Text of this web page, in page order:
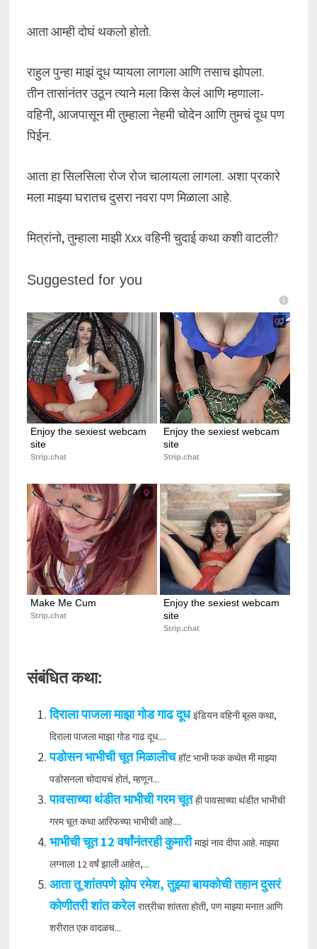
आता आम्ही दोघं थकलो होतो.
राहुल पुन्हा माझं दूध प्यायला लागला आणि तसाच झोपला.
तीन तासांनंतर उठून त्याने मला किस केलं आणि म्हणाला-
वहिनी, आजपासून मी तुम्हाला नेहमी चोदेन आणि तुमचं दूध पण
पिईन.
आता हा सिलसिला रोज रोज चालायला लागला. अशा प्रकारे
मला माझ्या घरातच दुसरा नवरा पण मिळाला आहे.
मित्रांनो, तुम्हाला माझी Xxx वहिनी चुदाई कथा कशी वाटली?
Suggested for you
Enjoy the sexiest webcam
site
Strip.chat
Enjoy the sexiest webcam
site
Strip.chat
Make Me Cum
Strip.chat
Enjoy the sexiest webcam
site
Strip.chat
संबंधित कथा:
दिराला पाजला माझा गोड गाढ दूध इंडियन वहिनी बूब्स कथा,
दिराला पाजला माझा गोड गाढ दूध....
पडोसन भाभीची चूत मिळालीच हॉट भाभी फक कथेत मी माझ्या
पडोसनला चोदायचं होतं, म्हणून...
पावसाच्या थंडीत भाभीची गरम चूत ही पावसाच्या थंडीत भाभीची
गरम चूत कथा आरिफच्या भाभीची आहे....
भाभीची चूत 12 वर्षांनंतरही कुमारी माझं नाव दीपा आहे. माझ्या
लग्नाला 12 वर्षं झाली आहेत,...
आता तू शांतपणे झोप रमेश, तुझ्या बायकोची तहान दुसरं
कोणीतरी शांत करेल रात्रीचा शांतता होती, पण माझ्या मनात आणि
शरीरात एक वादळच...